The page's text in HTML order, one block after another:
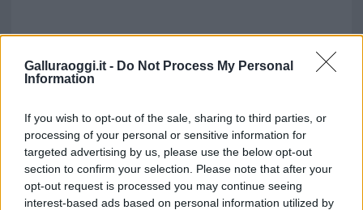
Galluraoggi.it - Do Not Process My Personal
Information
If you wish to opt-out of the sale, sharing to third parties, or
processing of your personal or sensitive information for
targeted advertising by us, please use the below opt-out
section to confirm your selection. Please note that after your
opt-out request is processed you may continue seeing
interest-based ads based on personal information utilized by